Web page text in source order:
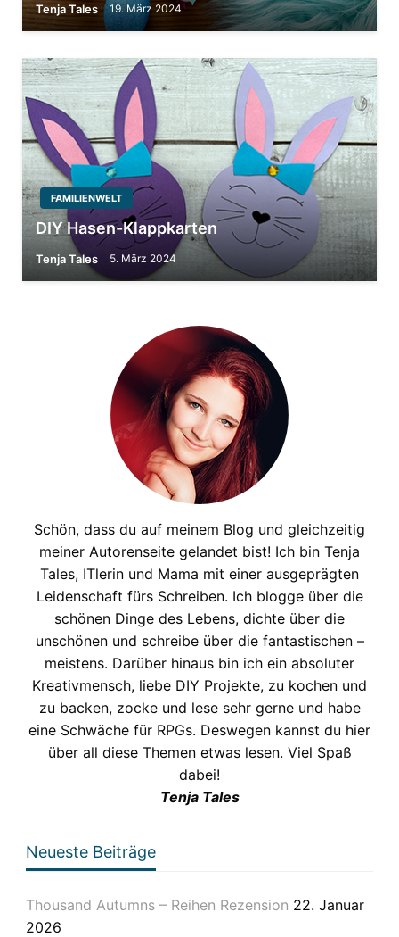
Tenja Tales 19. März 2024
FAMILIENWELT
DIY Hasen-Klappkarten
Tenja Tales 5. März 2024
Schön, dass du auf meinem Blog und gleichzeitig
meiner Autorenseite gelandet bist! Ich bin Tenja
Tales, ITlerin und Mama mit einer ausgeprägten
Leidenschaft fürs Schreiben. Ich blogge über die
schönen Dinge des Lebens, dichte über die
unschönen und schreibe über die fantastischen –
meistens. Darüber hinaus bin ich ein absoluter
Kreativmensch, liebe DIY Projekte, zu kochen und
zu backen, zocke und lese sehr gerne und habe
eine Schwäche für RPGs. Deswegen kannst du hier
über all diese Themen etwas lesen. Viel Spaß
dabei!
Tenja Tales
Neueste Beiträge
Thousand Autumns – Reihen Rezension 22. Januar
2026